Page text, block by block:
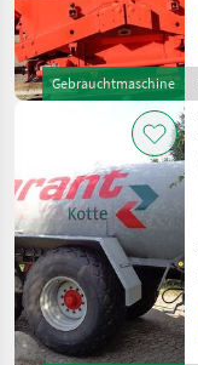
Gebrauchtmaschine